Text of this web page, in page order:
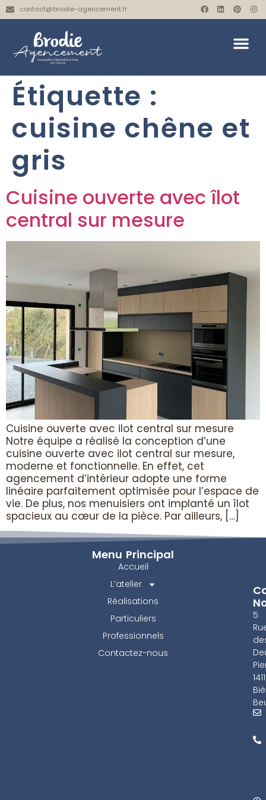
contact@brodie-agencement.fr
Étiquette :
cuisine chêne et
gris
Cuisine ouverte avec îlot
central sur mesure
Cuisine ouverte avec ilot central sur mesure
Notre équipe a réalisé la conception d’une
cuisine ouverte avec ilot central sur mesure,
moderne et fonctionnelle. En effet, cet
agencement d’intérieur adopte une forme
linéaire parfaitement optimisée pour l’espace de
vie. De plus, nos menuisiers ont implanté un îlot
spacieux au cœur de la pièce. Par ailleurs, […]
Menu Principal
Accueil
L’atelier
Réalisations
Particuliers
Professionnels
Contactez-nous
5